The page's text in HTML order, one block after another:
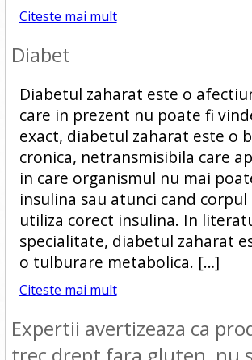
Citeste mai mult
Diabet
Diabetul zaharat este o
care in prezent nu poate fi
exact, diabetul zaharat este o
cronica, netransmisibila care
in care organismul nu mai
insulina sau atunci cand
utiliza corect insulina. In
specialitate, diabetul zaharat
o tulburare metabolica. […]
Citeste mai mult
Expertii avertizeaza ca